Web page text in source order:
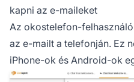
kapni az e-maileket
Az okostelefon-
az e-mailt a telefonján. Ez
iPhone-ok és Android-ok